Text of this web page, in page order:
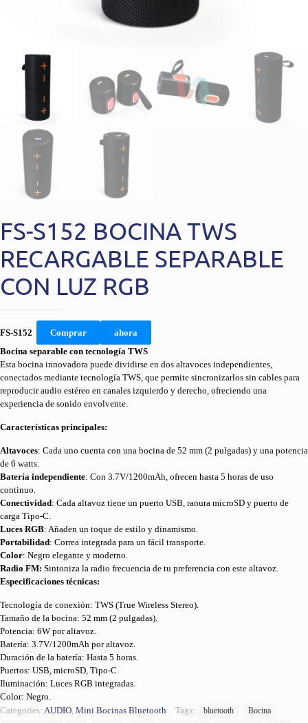
FS-S152 BOCINA TWS
RECARGABLE SEPARABLE
CON LUZ RGB
FS-S152 Comprar
ahora
Bocina separable con tecnología TWS
Esta bocina innovadora puede dividirse en dos altavoces independientes,
conectados mediante tecnología TWS, que permite sincronizarlos sin cables para
reproducir audio estéreo en canales izquierdo y derecho, ofreciendo una
experiencia de sonido envolvente.
Características principales:
Altavoces: Cada uno cuenta con una bocina de 52 mm (2 pulgadas) y una potencia
de 6 watts.
Batería independiente: Con 3.7V/1200mAh, ofrecen hasta 5 horas de uso
continuo.
Conectividad: Cada altavoz tiene un puerto USB, ranura microSD y puerto de
carga Tipo-C.
Luces RGB: Añaden un toque de estilo y dinamismo.
Portabilidad: Correa integrada para un fácil transporte.
Color: Negro elegante y moderno.
Radio FM: Sintoniza la radio frecuencia de tu preferencia con este altavoz.
Especificaciones técnicas:
Tecnología de conexión: TWS (True Wireless Stereo).
Tamaño de la bocina: 52 mm (2 pulgadas).
Potencia: 6W por altavoz.
Batería: 3.7V/1200mAh por altavoz.
Duración de la batería: Hasta 5 horas.
Puertos: USB, microSD, Tipo-C.
Iluminación: Luces RGB integradas.
Color: Negro.
Categories: AUDIO, Mini Bocinas Bluetooth Tags: bluetooth
Bocina